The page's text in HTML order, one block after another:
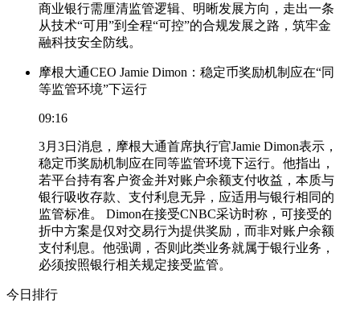
商业银行需厘清监管逻辑、明晰发展方向，走出一条
从技术“可用”到全程“可控”的合规发展之路，筑牢金
融科技安全防线。
摩根大通CEO Jamie Dimon：稳定币奖励机制应在“同
等监管环境”下运行
09:16
3月3日消息，摩根大通首席执行官Jamie Dimon表示，
稳定币奖励机制应在同等监管环境下运行。他指出，
若平台持有客户资金并对账户余额支付收益，本质与
银行吸收存款、支付利息无异，应适用与银行相同的
监管标准。 Dimon在接受CNBC采访时称，可接受的
折中方案是仅对交易行为提供奖励，而非对账户余额
支付利息。他强调，否则此类业务就属于银行业务，
必须按照银行相关规定接受监管。
今日排行